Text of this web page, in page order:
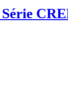
Série